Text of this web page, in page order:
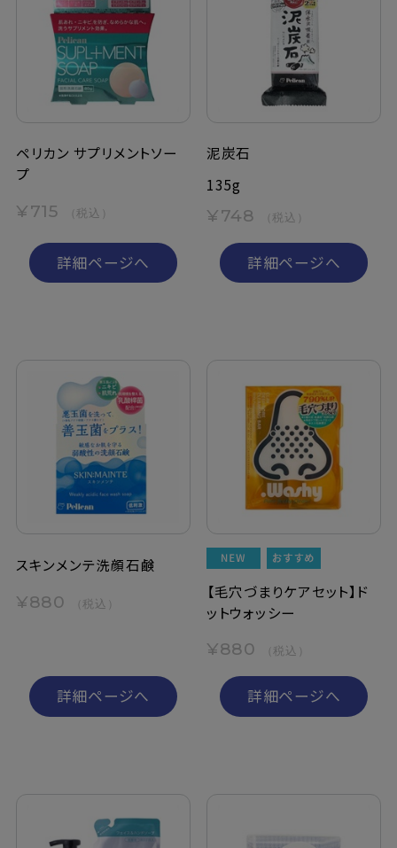
ペリカン サプリメントソー
プ
¥715 （税込）
詳細ページへ
泥炭石
135g
¥748 （税込）
詳細ページへ
スキンメンテ洗顔石鹸
¥880 （税込）
詳細ページへ
【毛穴づまりケアセット】ド
ットウォッシー
¥880 （税込）
詳細ページへ